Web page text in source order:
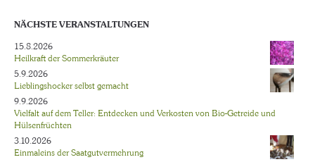
NÄCHSTE VERANSTALTUNGEN
15.8.2026
Heilkraft der Sommerkräuter
5.9.2026
Lieblingshocker selbst gemacht
9.9.2026
Vielfalt auf dem Teller: Entdecken und Verkosten von Bio-Getreide und
Hülsenfrüchten
3.10.2026
Einmaleins der Saatgutvermehrung